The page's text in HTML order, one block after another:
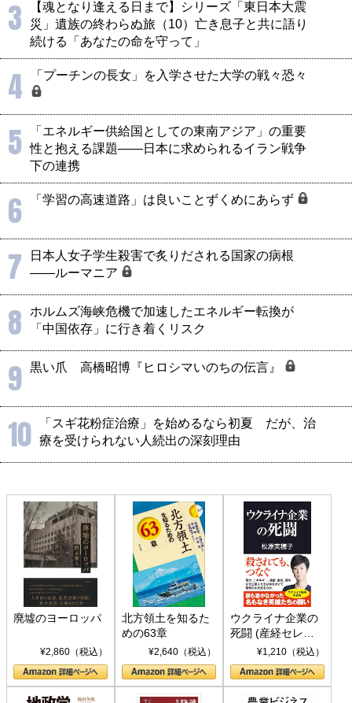
3
【魂となり逢える日まで】シリーズ「東日本大震
災」遺族の終わらぬ旅（10）亡き息子と共に語り
続ける「あなたの命を守って」
4 「プーチンの長女」を入学させた大学の戦々恐々
5
「エネルギー供給国としての東南アジア」の重要
性と抱える課題――日本に求められるイラン戦争
下の連携
6 「学習の高速道路」は良いことずくめにあらず
7
日本人女子学生殺害で炙りだされる国家の病根
――ルーマニア
8
ホルムズ海峡危機で加速したエネルギー転換が
「中国依存」に行き着くリスク
9 黒い爪 高橋昭博『ヒロシマいのちの伝言』
10
「スギ花粉症治療」を始めるなら初夏 だが、治
療を受けられない人続出の深刻理由
廃墟のヨーロッパ
¥2,860（税込）
北方領土を知るた
めの63章
¥2,640（税込）
ウクライナ企業の
死闘 (産経セレク
ト S 039)¥1,210（税込）